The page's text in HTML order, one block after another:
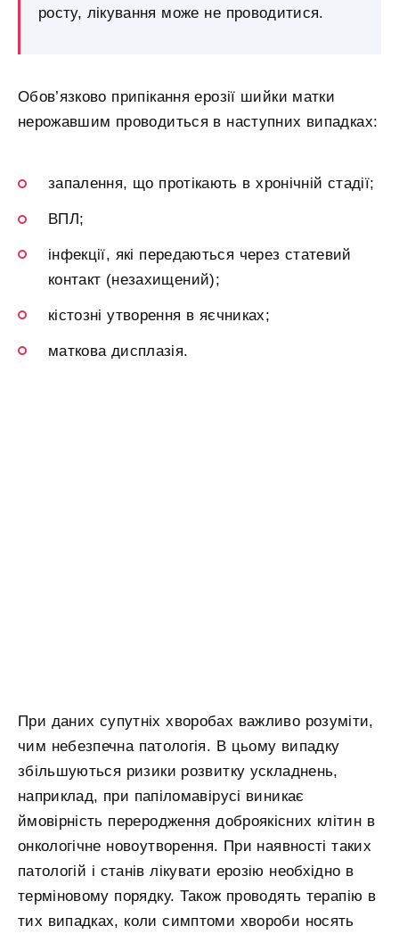
росту, лікування може не проводитися.
Обов’язково припікання ерозії шийки матки
нерожавшим проводиться в наступних випадках:
запалення, що протікають в хронічній стадії;
ВПЛ;
інфекції, які передаються через статевий
контакт (незахищений);
кістозні утворення в яєчниках;
маткова дисплазія.
При даних супутніх хворобах важливо розуміти,
чим небезпечна патологія. В цьому випадку
збільшуються ризики розвитку ускладнень,
наприклад, при папіломавірусі виникає
ймовірність переродження доброякісних клітин в
онкологічне новоутворення. При наявності таких
патологій і станів лікувати ерозію необхідно в
терміновому порядку. Також проводять терапію в
тих випадках, коли симптоми хвороби носять